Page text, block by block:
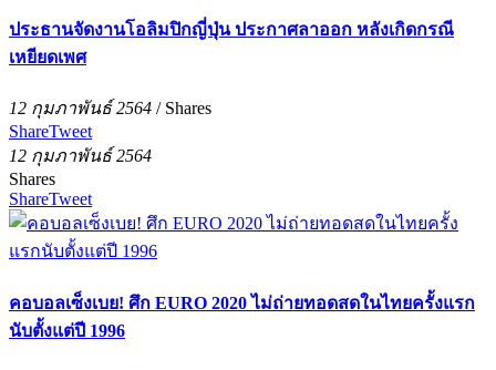
ประธานจัดงานโอลิมปิกญี่ปุ่น ประกาศลาออก หลังเกิดกรณี
เหยียดเพศ
12 กุมภาพันธ์ 2564 / Shares
ShareTweet
12 กุมภาพันธ์ 2564
Shares
ShareTweet
คอบอลเซ็งเบย! ศึก EURO 2020 ไม่ถ่ายทอดสดในไทยครั้งแรก
นับตั้งแต่ปี 1996